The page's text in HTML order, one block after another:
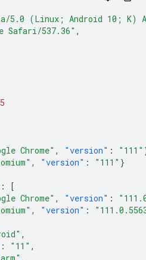
5.0 (Linux; Android 10; K)
Safari/537.36" ,
Chrome" , "version" : "111"
, "version" : "111" }
:
[
Chrome" , "version" :
, "version" :
,
: "11" ,